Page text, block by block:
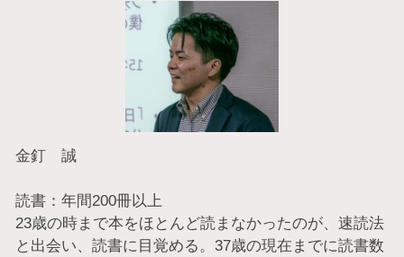
金釘 誠
読書：年間200冊以上
23歳の時まで本をほとんど読まなかったのが、速読法
と出会い、読書に目覚める。37歳の現在までに読書数